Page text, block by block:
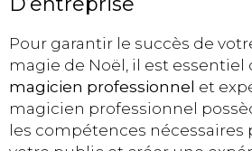
Pour garantir le succès de
magie de Noël, il est essentiel
magicien professionnel et
magicien professionnel
les compétences nécessaires